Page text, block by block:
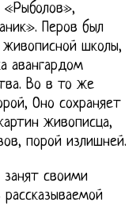
«Рыболов»,
Перов был
школы,
авангардом
Во в то же
Оно сохраняет
живописца,
порой излишней.
своими